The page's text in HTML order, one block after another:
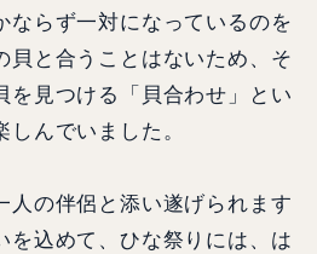
らず一対になっているのを
と合うことはないため、そ
を見つける「貝合わせ」とい
んでいました。
の伴侶と添い遂げられます
を込めて、ひな祭りには、は